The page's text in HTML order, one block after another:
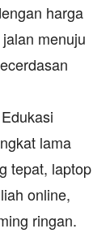
harga
menuju
lama
tepat, laptop
online,
ringan.